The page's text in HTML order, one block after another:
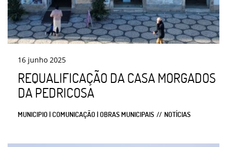
16 junho 2025
REQUALIFICAÇÃO DA CASA MORGADOS
DA PEDRICOSA
MUNICIPIO | COMUNICAÇÃO | OBRAS MUNICIPAIS NOTÍCIAS